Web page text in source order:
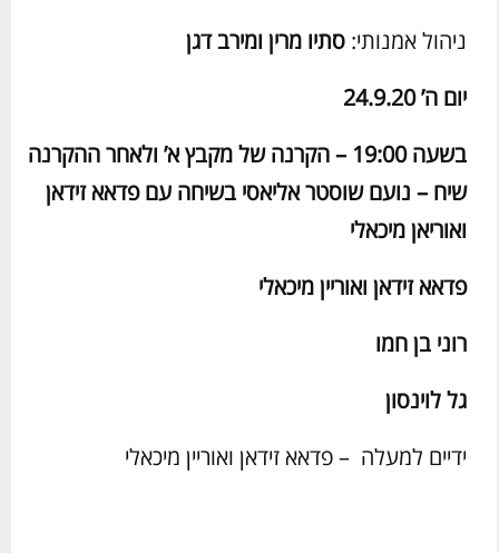
ניהול אמנותי: סתיו מרין ומירב דגן
יום ה’ 24.9.20
בשעה 19:00 – הקרנה של מקבץ א’ ולאחר ההקרנה
שיח – נועם שוסטר אליאסי בשיחה עם פדאא זידאן
ואוריאן מיכאלי
פדאא זידאן ואוריין מיכאלי
רוני בן חמו
גל לוינסון
ידיים למעלה – פדאא זידאן ואוריין מיכאלי